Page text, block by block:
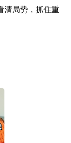
清局势，抓住重